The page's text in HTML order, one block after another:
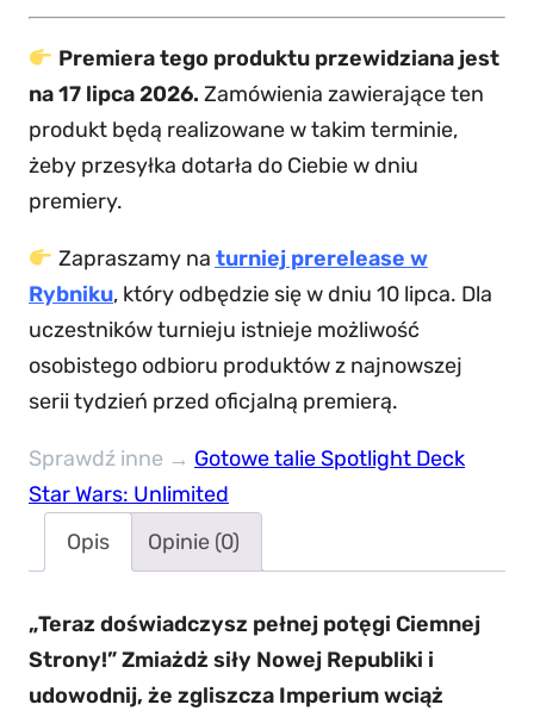
Premiera tego produktu przewidziana jest
na 17 lipca 2026. Zamówienia zawierające ten
produkt będą realizowane w takim terminie,
żeby przesyłka dotarła do Ciebie w dniu
premiery.
Zapraszamy na turniej prerelease w
Rybniku, który odbędzie się w dniu 10 lipca. Dla
uczestników turnieju istnieje możliwość
osobistego odbioru produktów z najnowszej
serii tydzień przed oficjalną premierą.
Sprawdź inne → Gotowe talie Spotlight Deck
Star Wars: Unlimited
Opis
Opinie (0)
„Teraz doświadczysz pełnej potęgi Ciemnej
Strony!” Zmiażdż siły Nowej Republiki i
udowodnij, że zgliszcza Imperium wciąż